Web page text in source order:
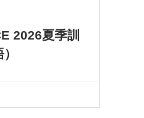
2026夏季訓